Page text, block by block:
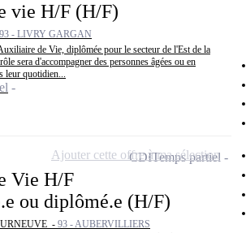
vie H/F (H/F)
93 - LIVRY GARGAN
de Vie, diplômée pour le secteur de l'Est de la
sera d'accompagner des personnes âgées ou en
leur quotidien...
Vie H/F
ou diplômé.e (H/F)
- 93 - AUBERVILLIERS
CDITemps partiel
Ajouter cette offre à ma sélection